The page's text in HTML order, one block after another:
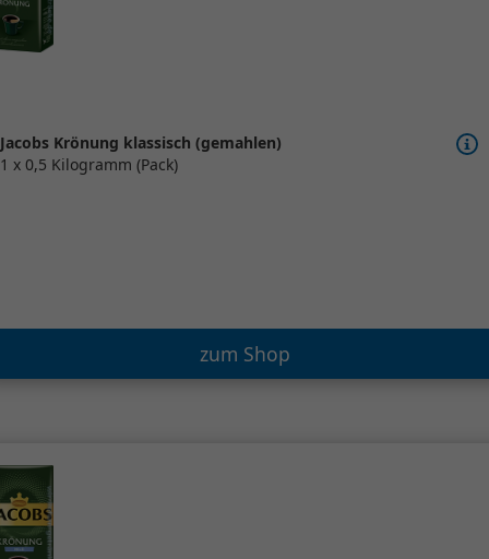
Jacobs Krönung klassisch (gemahlen)
1 x 0,5 Kilogramm (Pack)
zum Shop